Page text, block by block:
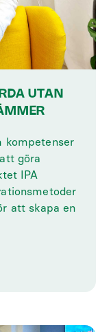
UTAN
kompetenser
göra
IPA
att skapa en